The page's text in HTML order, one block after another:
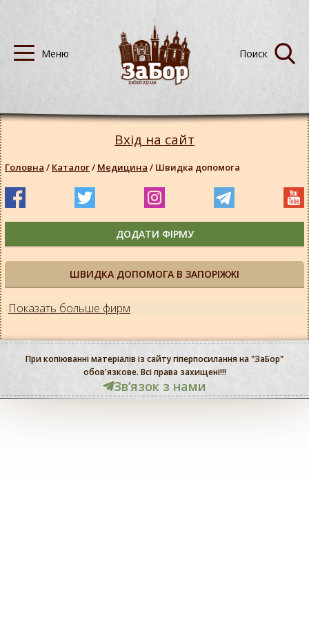
ШВИДКА ДОПОМОГА В ЗАПОРІЖЖІ
Показать больше фирм
Вхід на сайт
Головна / Каталог/ Медицина / Швидка допомога
ДОДАТИ ФІРМУ
При копіюванні матеріалів із сайту гіперпосилання на "ЗаБор"
обов'язкове. Всі права захищені!!!
Звʼязок з нами